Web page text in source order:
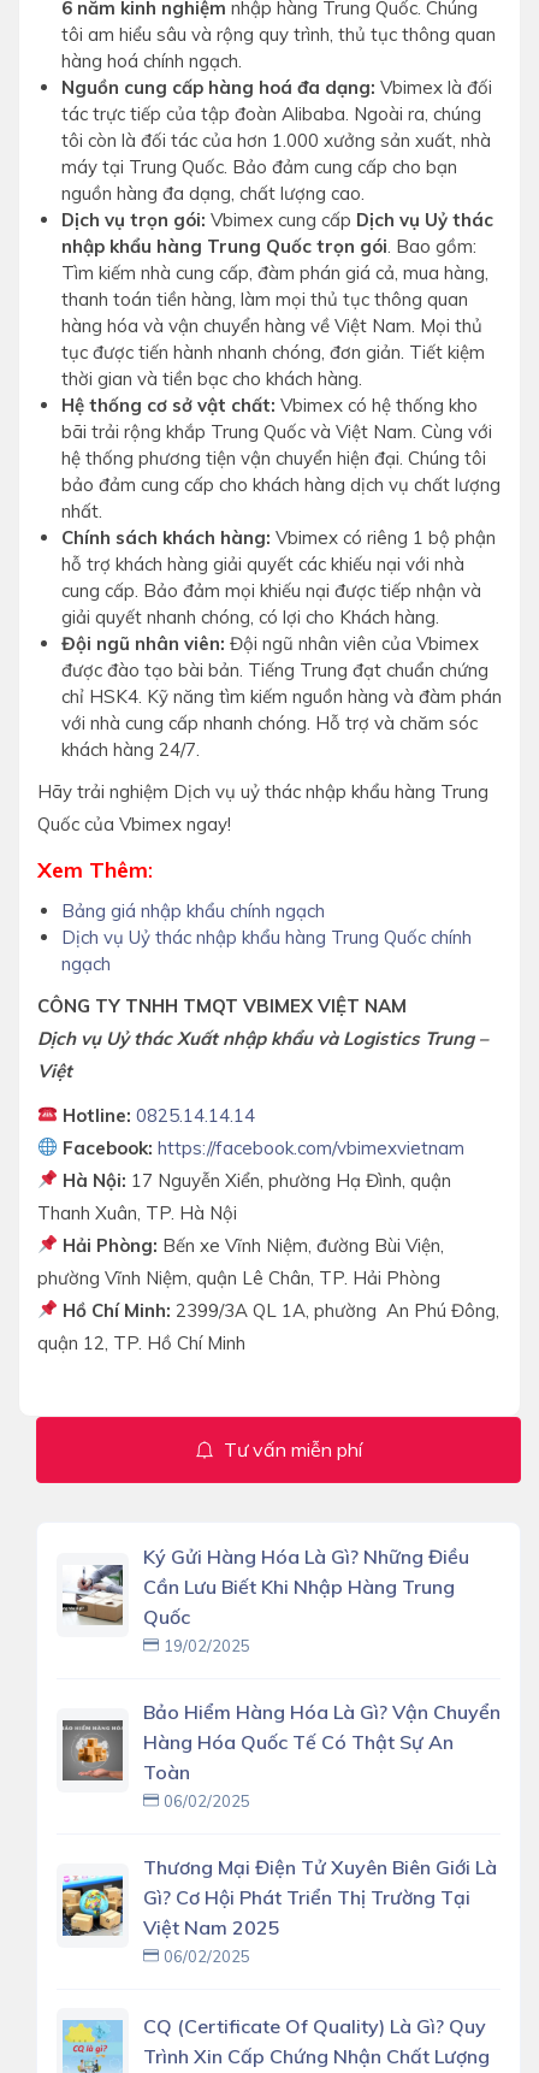
6 năm kinh nghiệm nhập hàng Trung Quốc. Chúng
tôi am hiểu sâu và rộng quy trình, thủ tục thông quan
hàng hoá chính ngạch.
Nguồn cung cấp hàng hoá đa dạng: Vbimex là đối
tác trực tiếp của tập đoàn Alibaba. Ngoài ra, chúng
tôi còn là đối tác của hơn 1.000 xưởng sản xuất, nhà
máy tại Trung Quốc. Bảo đảm cung cấp cho bạn
nguồn hàng đa dạng, chất lượng cao.
Dịch vụ trọn gói: Vbimex cung cấp Dịch vụ Uỷ thác
nhập khẩu hàng Trung Quốc trọn gói. Bao gồm:
Tìm kiếm nhà cung cấp, đàm phán giá cả, mua hàng,
thanh toán tiền hàng, làm mọi thủ tục thông quan
hàng hóa và vận chuyển hàng về Việt Nam. Mọi thủ
tục được tiến hành nhanh chóng, đơn giản. Tiết kiệm
thời gian và tiền bạc cho khách hàng.
Hệ thống cơ sở vật chất: Vbimex có hệ thống kho
bãi trải rộng khắp Trung Quốc và Việt Nam. Cùng với
hệ thống phương tiện vận chuyển hiện đại. Chúng tôi
bảo đảm cung cấp cho khách hàng dịch vụ chất lượng
nhất.
Chính sách khách hàng: Vbimex có riêng 1 bộ phận
hỗ trợ khách hàng giải quyết các khiếu nại với nhà
cung cấp. Bảo đảm mọi khiếu nại được tiếp nhận và
giải quyết nhanh chóng, có lợi cho Khách hàng.
Đội ngũ nhân viên: Đội ngũ nhân viên của Vbimex
được đào tạo bài bản. Tiếng Trung đạt chuẩn chứng
chỉ HSK4. Kỹ năng tìm kiếm nguồn hàng và đàm phán
với nhà cung cấp nhanh chóng. Hỗ trợ và chăm sóc
khách hàng 24/7.
Hãy trải nghiệm Dịch vụ uỷ thác nhập khẩu hàng Trung
Quốc của Vbimex ngay!
Xem Thêm:
Bảng giá nhập khẩu chính ngạch
Dịch vụ Uỷ thác nhập khẩu hàng Trung Quốc chính
ngạch
CÔNG TY TNHH TMQT VBIMEX VIỆT NAM
Dịch vụ Uỷ thác Xuất nhập khẩu và Logistics Trung –
Việt
Hotline: 0825.14.14.14
Facebook: https://facebook.com/vbimexvietnam
Hà Nội: 17 Nguyễn Xiển, phường Hạ Đình, quận
Thanh Xuân, TP. Hà Nội
Hải Phòng: Bến xe Vĩnh Niệm, đường Bùi Viện,
phường Vĩnh Niệm, quận Lê Chân, TP. Hải Phòng
Hồ Chí Minh: 2399/3A QL 1A, phường An Phú Đông,
quận 12, TP. Hồ Chí Minh
Tư vấn miễn phí
Ký Gửi Hàng Hóa Là Gì? Những Điều
Cần Lưu Biết Khi Nhập Hàng Trung
Quốc
19/02/2025
Bảo Hiểm Hàng Hóa Là Gì? Vận Chuyển
Hàng Hóa Quốc Tế Có Thật Sự An
Toàn
06/02/2025
Thương Mại Điện Tử Xuyên Biên Giới Là
Gì? Cơ Hội Phát Triển Thị Trường Tại
Việt Nam 2025
06/02/2025
CQ (Certificate Of Quality) Là Gì? Quy
Trình Xin Cấp Chứng Nhận Chất Lượng